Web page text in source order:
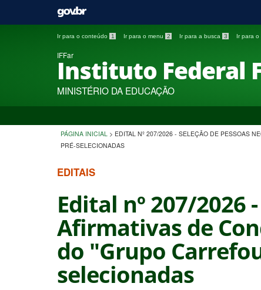
Ir para o conteúdo 1 Ir para o menu 2 Ir para a busca 3 Ir para o
IFFar
Instituto Federal
MINISTÉRIO DA EDUCAÇÃO
PÁGINA INICIAL > EDITAL Nº 207/2026 - SELEÇÃO DE PESSOAS
PRÉ-SELECIONADAS
EDITAIS
Edital nº 207/2026
Afirmativas de
do "Grupo
selecionadas